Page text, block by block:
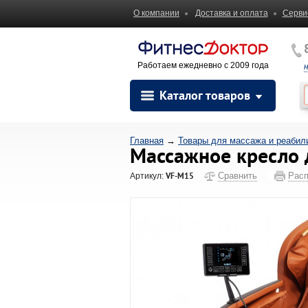
О компании Доставка и оплата
Работаем ежедневно с 2009 года
Каталог товаров
Главная → Товары для массажа и
Массажное
Артикул: VF-M15 Сравнить